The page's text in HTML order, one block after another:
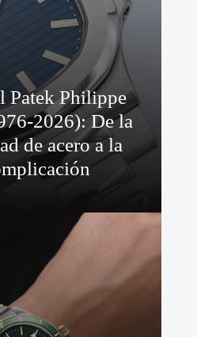
Patek Philippe
2026): De la
de acero a la